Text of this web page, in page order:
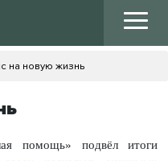
на новую жизнь
помощь» подвёл итоги